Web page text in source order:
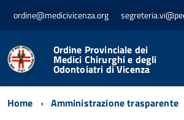
ordine@medicivicenza.org
Ordine Provinciale dei
Medici Chirurghi e degli
Odontoiatri di Vicenza
Home Amministrazione trasparente